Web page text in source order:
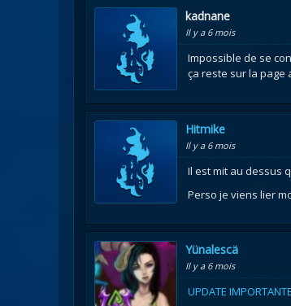
kadnane
Il y a 6 mois
Impossible de se
ça reste sur la page
Hitmike
Il y a 6 mois
Il est mit au dessus
Perso je viens lier
Yünalescä
Il y a 6 mois
UPDATE